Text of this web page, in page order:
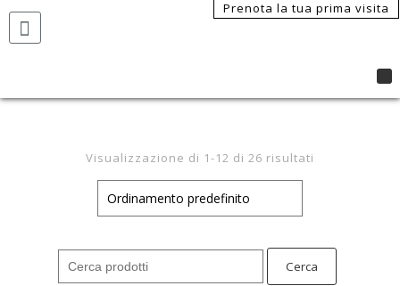
Prenota la tua prima visita
Visualizzazione di 1-12 di 26 risultati
for: